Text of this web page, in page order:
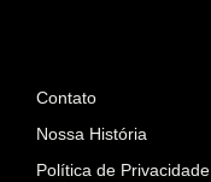
Contato
Nossa História
Política de Privacidade